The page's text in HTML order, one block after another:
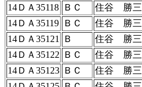
14ＤＡ35118
ＢＣ 住谷 勝三
14ＤＡ35119
ＢＣ 住谷 勝三
14ＤＡ35121
Ｂ 住谷 勝三
14ＤＡ35122
ＢＣ 住谷 勝三
14ＤＡ35123 ＢＣ 住谷 勝三